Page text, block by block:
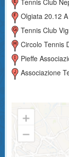
Olgiata 20.12
Tennis Club
Circolo Tennis
Pieffe
Associazione